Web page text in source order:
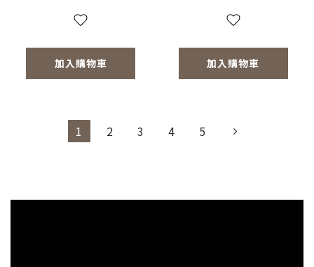
加入購物車 加入購物車
1 2 3 4 5